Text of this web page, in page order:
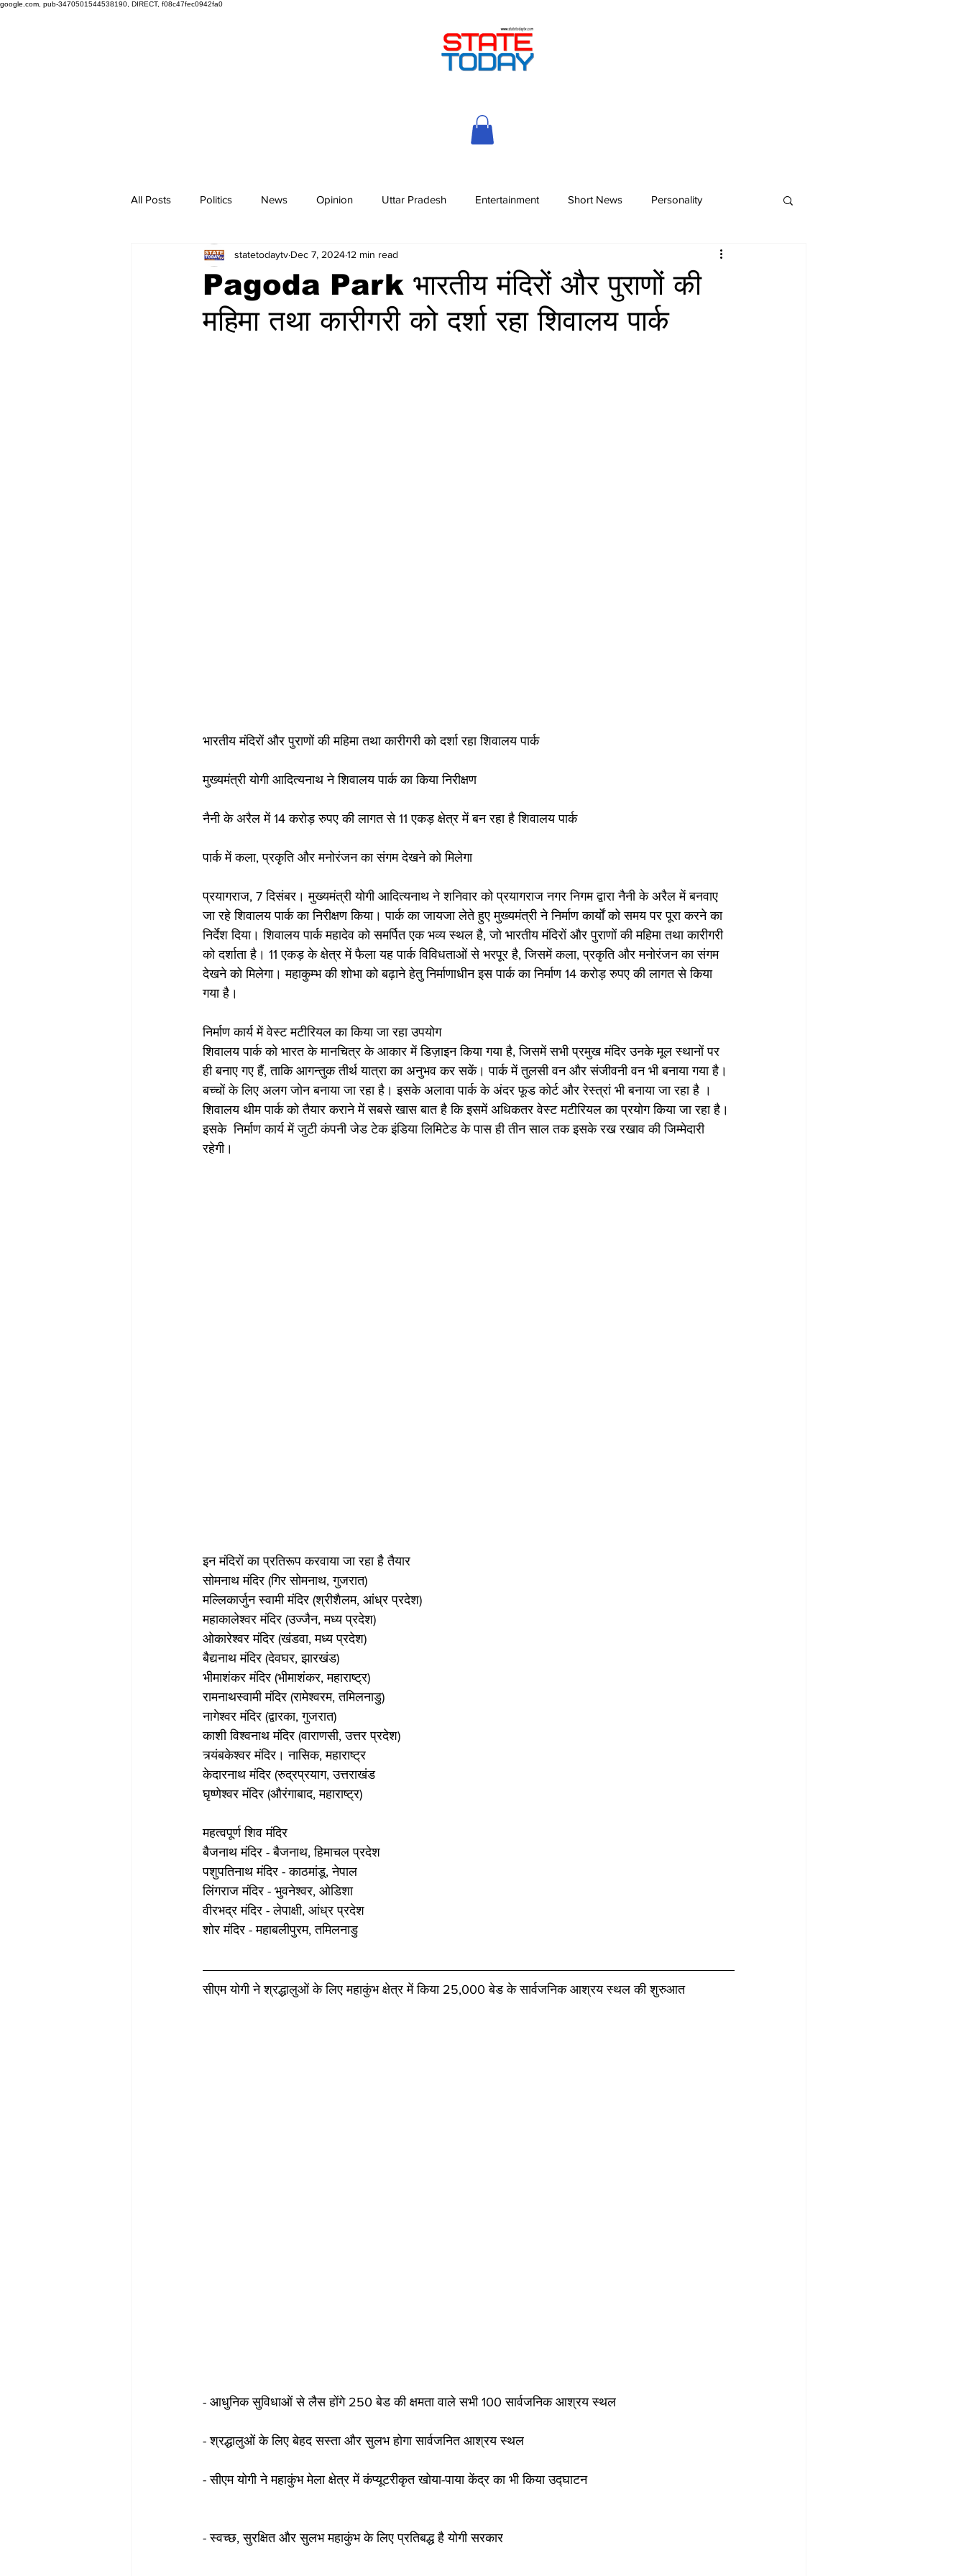
google.com, pub-3470501544538190, DIRECT, f08c47fec0942fa0
All Posts Politics News Opinion Uttar Pradesh Entertainment Short News Personality
Pagoda Park भारतीय मंदिरों और पुराणों की
महिमा तथा कारीगरी को दर्शा रहा शिवालय पार्क
statetodaytv Dec 7, 202412 min read
भारतीय मंदिरों और पुराणों की महिमा तथा कारीगरी को दर्शा रहा शिवालय पार्क
मुख्यमंत्री योगी आदित्यनाथ ने शिवालय पार्क का किया निरीक्षण
नैनी के अरैल में 14 करोड़ रुपए की लागत से 11 एकड़ क्षेत्र में बन रहा है शिवालय पार्क
पार्क में कला, प्रकृति और मनोरंजन का संगम देखने को मिलेगा
प्रयागराज, 7 दिसंबर। मुख्यमंत्री योगी आदित्यनाथ ने शनिवार को प्रयागराज नगर निगम द्वारा नैनी के अरैल में बनवाए
जा रहे शिवालय पार्क का निरीक्षण किया। पार्क का जायजा लेते हुए मुख्यमंत्री ने निर्माण कार्यों को समय पर पूरा करने का
निर्देश दिया। शिवालय पार्क महादेव को समर्पित एक भव्य स्थल है, जो भारतीय मंदिरों और पुराणों की महिमा तथा कारीगरी
को दर्शाता है। 11 एकड़ के क्षेत्र में फैला यह पार्क विविधताओं से भरपूर है, जिसमें कला, प्रकृति और मनोरंजन का संगम
देखने को मिलेगा। महाकुम्भ की शोभा को बढ़ाने हेतु निर्माणाधीन इस पार्क का निर्माण 14 करोड़ रुपए की लागत से किया
गया है।
निर्माण कार्य में वेस्ट मटीरियल का किया जा रहा उपयोग
शिवालय पार्क को भारत के मानचित्र के आकार में डिज़ाइन किया गया है, जिसमें सभी प्रमुख मंदिर उनके मूल स्थानों पर
ही बनाए गए हैं, ताकि आगन्तुक तीर्थ यात्रा का अनुभव कर सकें। पार्क में तुलसी वन और संजीवनी वन भी बनाया गया है।
बच्चों के लिए अलग जोन बनाया जा रहा है। इसके अलावा पार्क के अंदर फूड कोर्ट और रेस्त्रां भी बनाया जा रहा है ।
शिवालय थीम पार्क को तैयार कराने में सबसे खास बात है कि इसमें अधिकतर वेस्ट मटीरियल का प्रयोग किया जा रहा है।
इसके  निर्माण कार्य में जुटी कंपनी जेड टेक इंडिया लिमिटेड के पास ही तीन साल तक इसके रख रखाव की जिम्मेदारी
रहेगी।
इन मंदिरों का प्रतिरूप करवाया जा रहा है तैयार
सोमनाथ मंदिर (गिर सोमनाथ, गुजरात)
मल्लिकार्जुन स्वामी मंदिर (श्रीशैलम, आंध्र प्रदेश)
महाकालेश्वर मंदिर (उज्जैन, मध्य प्रदेश)
ओकारेश्वर मंदिर (खंडवा, मध्य प्रदेश)
बैद्यनाथ मंदिर (देवघर, झारखंड)
भीमाशंकर मंदिर (भीमाशंकर, महाराष्ट्र)
रामनाथस्वामी मंदिर (रामेश्वरम, तमिलनाडु)
नागेश्वर मंदिर (द्वारका, गुजरात)
काशी विश्वनाथ मंदिर (वाराणसी, उत्तर प्रदेश)
त्र्यंबकेश्वर मंदिर। नासिक, महाराष्ट्र
केदारनाथ मंदिर (रुद्रप्रयाग, उत्तराखंड
घृष्णेश्वर मंदिर (औरंगाबाद, महाराष्ट्र)
महत्वपूर्ण शिव मंदिर
बैजनाथ मंदिर - बैजनाथ, हिमाचल प्रदेश
पशुपतिनाथ मंदिर - काठमांडू, नेपाल
लिंगराज मंदिर - भुवनेश्वर, ओडिशा
वीरभद्र मंदिर - लेपाक्षी, आंध्र प्रदेश
शोर मंदिर - महाबलीपुरम, तमिलनाडु
सीएम योगी ने श्रद्धालुओं के लिए महाकुंभ क्षेत्र में किया 25,000 बेड के सार्वजनिक आश्रय स्थल की शुरुआत
- आधुनिक सुविधाओं से लैस होंगे 250 बेड की क्षमता वाले सभी 100 सार्वजनिक आश्रय स्थल
- श्रद्धालुओं के लिए बेहद सस्ता और सुलभ होगा सार्वजनित आश्रय स्थल
- सीएम योगी ने महाकुंभ मेला क्षेत्र में कंप्यूटरीकृत खोया-पाया केंद्र का भी किया उद्घाटन
- स्वच्छ, सुरक्षित और सुलभ महाकुंभ के लिए प्रतिबद्ध है योगी सरकार